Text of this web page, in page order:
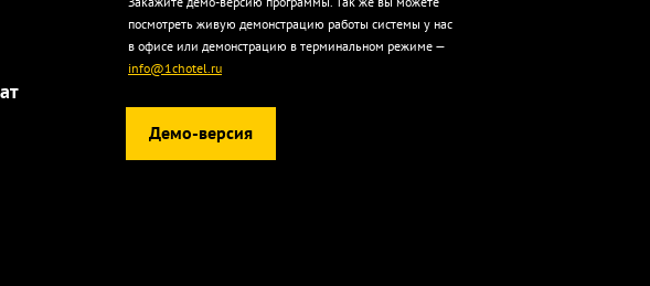
посмотреть живую демонстрацию работы системы у нас
в офисе или демонстрацию в терминальном режиме —
info@1chotel.ru
Демо-версия